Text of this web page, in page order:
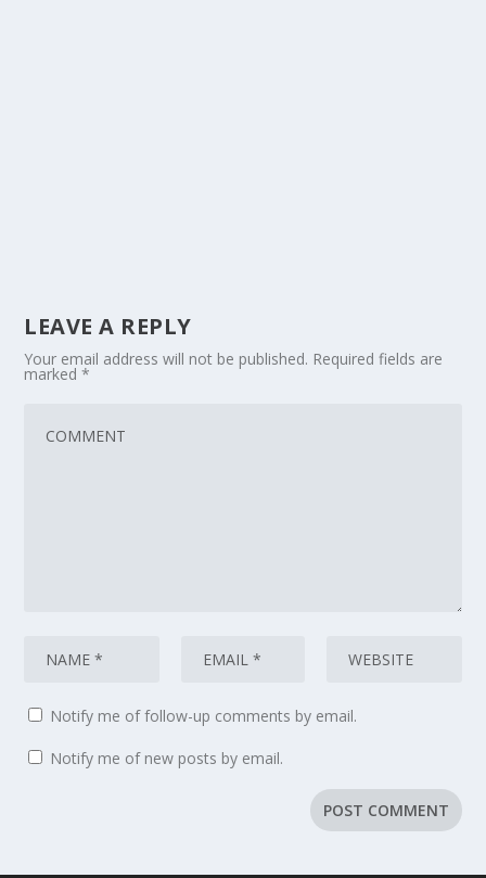
LEAVE A REPLY
Your email address will not be published. Required fields are
marked*
Notify me of follow-up comments by email.
Notify me of new posts by email.